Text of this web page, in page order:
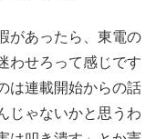
があったら、東電の
わせろって感じです
は連載開始からの話
じゃないかと思うわ